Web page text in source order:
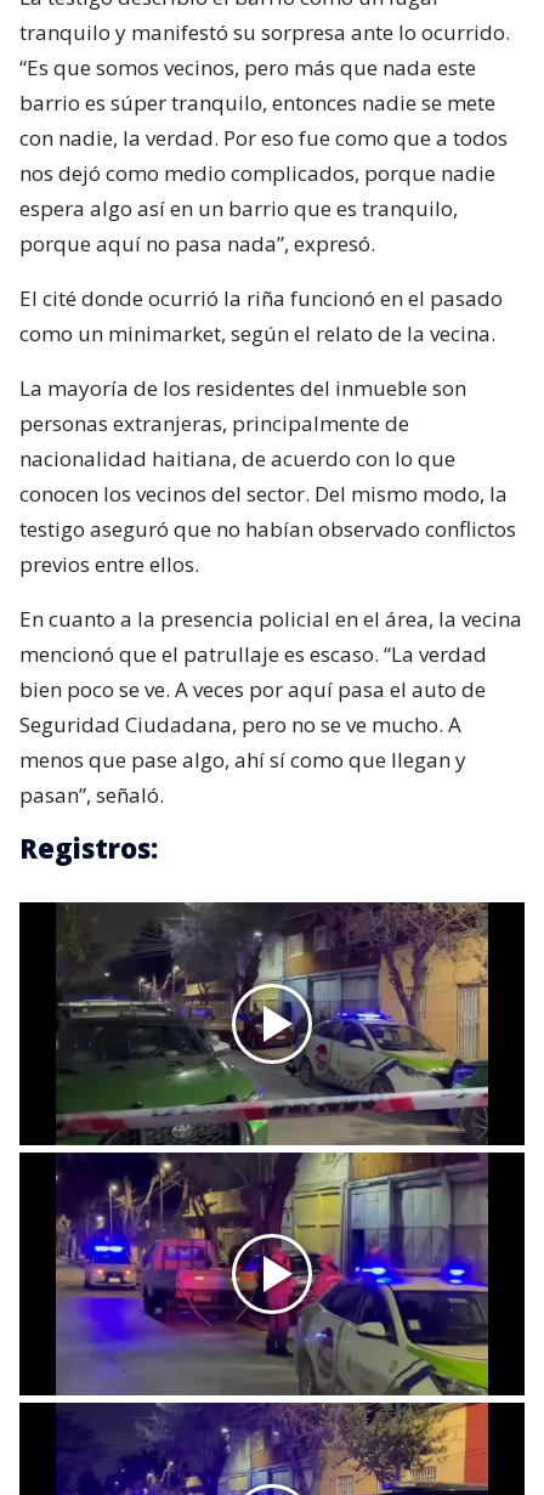
tranquilo y manifestó su sorpresa ante lo ocurrido.
“Es que somos vecinos, pero más que nada este
barrio es súper tranquilo, entonces nadie se mete
con nadie, la verdad. Por eso fue como que a todos
nos dejó como medio complicados, porque nadie
espera algo así en un barrio que es tranquilo,
porque aquí no pasa nada”, expresó.
El cité donde ocurrió la riña funcionó en el pasado
como un minimarket, según el relato de la vecina.
La mayoría de los residentes del inmueble son
personas extranjeras, principalmente de
nacionalidad haitiana, de acuerdo con lo que
conocen los vecinos del sector. Del mismo modo, la
testigo aseguró que no habían observado conflictos
previos entre ellos.
En cuanto a la presencia policial en el área, la vecina
mencionó que el patrullaje es escaso. “La verdad
bien poco se ve. A veces por aquí pasa el auto de
Seguridad Ciudadana, pero no se ve mucho. A
menos que pase algo, ahí sí como que llegan y
pasan”, señaló.
Registros: